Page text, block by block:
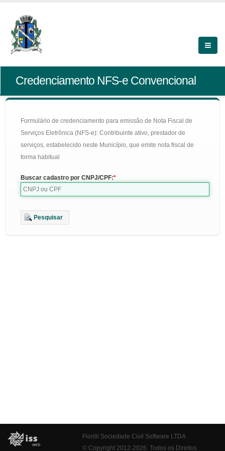
Credenciamento NFS-e Convencional
Formulário de credenciamento para emissão de Nota Fiscal de
Serviços Eletrônica (NFS-e): Contribuinte ativo, prestador de
serviços, estabelecido neste Município, que emite nota fiscal de
forma habitual
Buscar cadastro por CNPJ/CPF:
Pesquisar
Fiorilli Sociedade Civil Software LTDA
© Copyright 2012-2026. Todos os Direitos